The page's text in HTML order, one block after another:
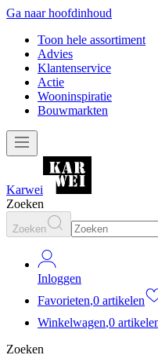
Ga naar hoofdinhoud
Toon hele assortiment
Advies
Klantenservice
Actie
Wooninspiratie
Bouwmarkten
Karwei
Zoeken
Zoeken
Inloggen
Favorieten,0 artikelen
Winkelwagen,0
Zoeken